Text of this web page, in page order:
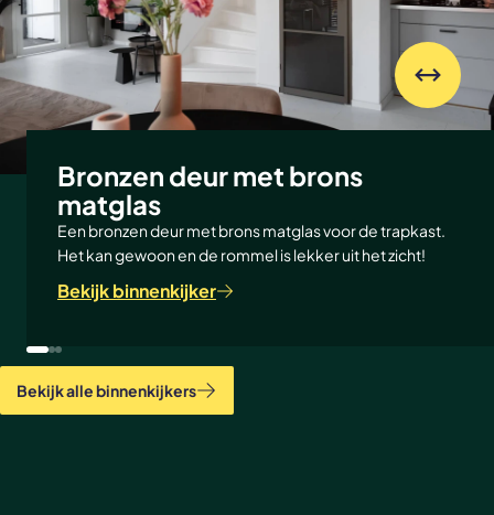
Bronzen deur met brons
matglas
Een bronzen deur met brons matglas voor de trapkast.
Het kan gewoon en de rommel is lekker uit het zicht!
Bekijk binnenkijker
Bekijk alle binnenkijkers